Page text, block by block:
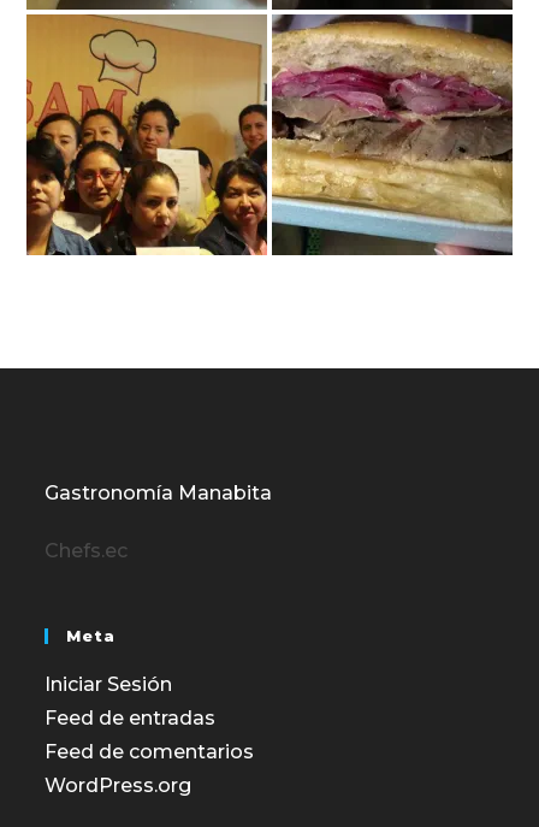
Gastronomía Manabita
Chefs.ec
Meta
Iniciar Sesión
Feed de entradas
Feed de comentarios
WordPress.org